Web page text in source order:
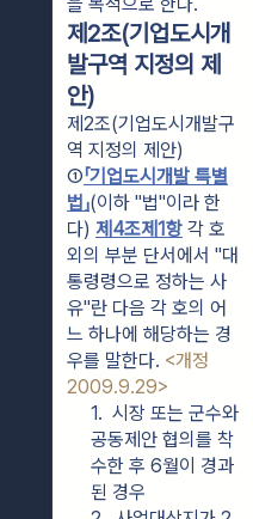
제2조(기업도시개
발구역 지정의 제
안)
제2조(기업도시개발구
역 지정의 제안)
①「기업도시개발 특별
법」(이하 "법"이라 한
다) 제4조제1항 각 호
외의 부분 단서에서 "대
통령령으로 정하는 사
유"란 다음 각 호의 어
느 하나에 해당하는 경
우를 말한다. <개정
2009.9.29>
1.  시장 또는 군수와
공동제안 협의를 착
수한 후 6월이 경과
된 경우